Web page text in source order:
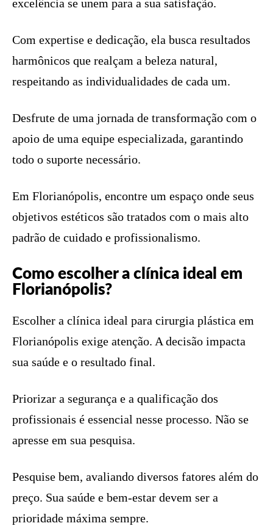
excelência se unem para a sua satisfação.
Com expertise e dedicação, ela busca resultados
harmônicos que realçam a beleza natural,
respeitando as individualidades de cada um.
Desfrute de uma jornada de transformação com o
apoio de uma equipe especializada, garantindo
todo o suporte necessário.
Em Florianópolis, encontre um espaço onde seus
objetivos estéticos são tratados com o mais alto
padrão de cuidado e profissionalismo.
Como escolher a clínica ideal em
Florianópolis?
Escolher a clínica ideal para cirurgia plástica em
Florianópolis exige atenção. A decisão impacta
sua saúde e o resultado final.
Priorizar a segurança e a qualificação dos
profissionais é essencial nesse processo. Não se
apresse em sua pesquisa.
Pesquise bem, avaliando diversos fatores além do
preço. Sua saúde e bem-estar devem ser a
prioridade máxima sempre.